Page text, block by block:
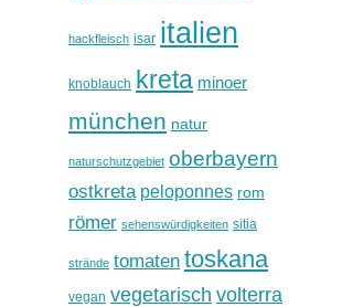
hackfleisch isar italien
knoblauch kreta minoer
münchen natur
naturschutzgebiet oberbayern
ostkreta peloponnes rom
römer sehenswürdigkeiten sitia
strände tomaten toskana
vegan vegetarisch volterra